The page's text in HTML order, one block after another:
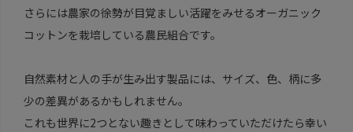
さらには農家の徐勢が目覚ましい活躍をみせるオーガニック
コットンを栽培している農民組合です。
自然素材と人の手が生み出す製品には、サイズ、色、柄に多
少の差異があるかもしれません。
これも世界に2つとない趣きとして味わっていただけたら幸い